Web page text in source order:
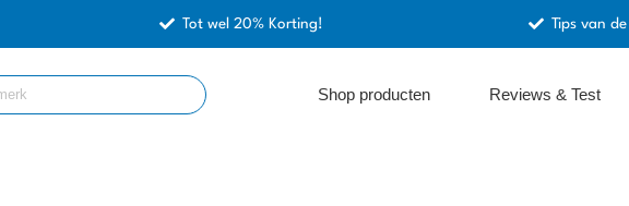
Tot wel 20% Korting! Tips van
Shop producten Reviews & Test